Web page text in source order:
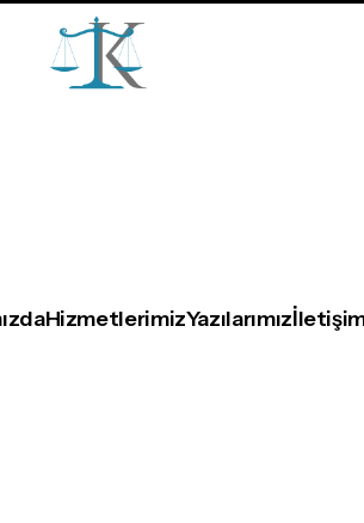
HizmetlerimizYazılarımız